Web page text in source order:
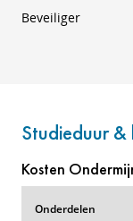
Beveiliger
Studieduur &
Kosten
Onderdelen